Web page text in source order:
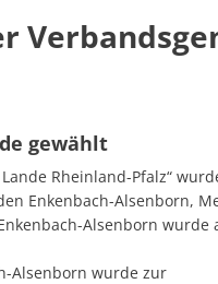
gewählt
Rheinland-Pfalz“
Enkenbach-Alsenborn,
Alsenborn wurde
Alsenborn wurde zur